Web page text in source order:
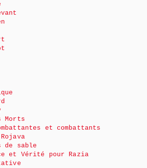
Morts
et combattants
sable
et Vérité pour Razia